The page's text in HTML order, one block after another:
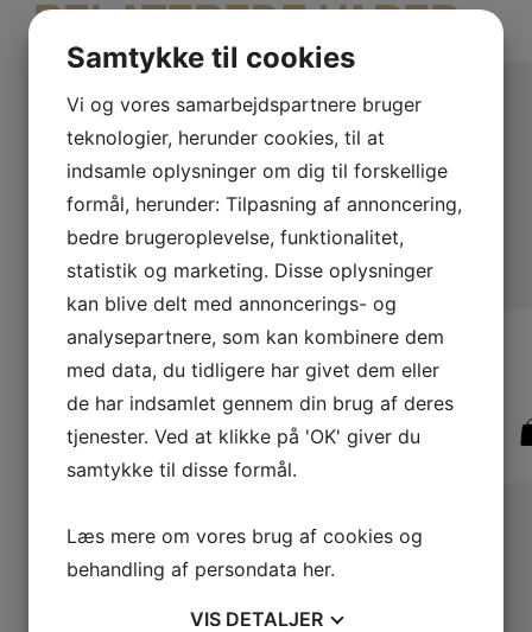
RELATEREDE VARER
LÆS MERE
LÆDERVARER
Nebraska Skuldertaske
949,00DKK
LÆS MERE
LÆDERVARER
1.499,00DKK
Samtykke til cookies
Vi og vores samarbejdspartnere bruger
teknologier, herunder cookies, til at
indsamle oplysninger om dig til forskellige
formål, herunder: Tilpasning af annoncering,
bedre brugeroplevelse, funktionalitet,
statistik og marketing. Disse oplysninger
kan blive delt med annoncerings- og
analysepartnere, som kan kombinere dem
med data, du tidligere har givet dem eller
de har indsamlet gennem din brug af deres
tjenester. Ved at klikke på 'OK' giver du
samtykke til disse formål.
Læs mere om vores brug af cookies og
behandling af persondata her.
VIS DETALJER